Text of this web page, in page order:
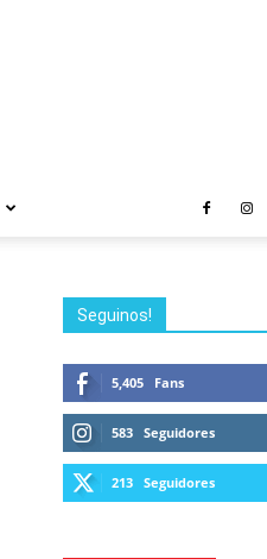
Seguinos!
5,405 Fans
583 Seguidores
213 Seguidores